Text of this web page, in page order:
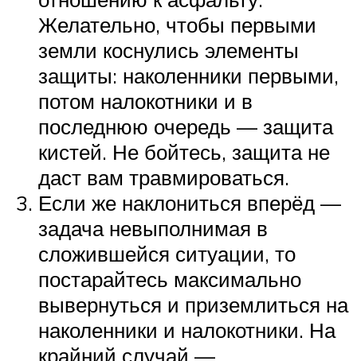
Желательно, чтобы первыми
земли коснулись элементы
защиты: наколенники первыми,
потом налокотники и в
последнюю очередь — защита
кистей. Не бойтесь, защита не
даст вам травмироваться.
Если же наклониться вперёд —
задача невыполнимая в
сложившейся ситуации, то
постарайтесь максимально
вывернуться и приземлиться на
наколенники и налокотники. На
крайний случай —